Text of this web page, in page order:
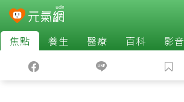
焦點 養生 醫療 百科 影音